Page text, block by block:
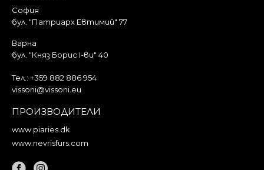
София
бул. "Патриарх Евтимий" 77
Варна
бул. "Княз Борис I-ви" 40
Тел.: +359 882 886 954
vissoni@vissoni.eu
ПРОИЗВОДИТЕЛИ
www.piaries.dk
www.nevrisfurs.com